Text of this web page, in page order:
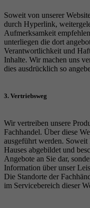
Soweit von unserer
durch Hyperlink,
Aufmerksamkeit
unterliegen die dort
Verantwortlichkeit und
Inhalte. Wir machen uns
dies ausdrücklich so
3. Vertriebsweg
Wir vertreiben unsere
Fachhandel. Über diese
ausgeführt werden. Soweit
Hauses abgebildet und
Angebote an Sie dar,
Information über unser
Die Standorte der
im Servicebereich dieser